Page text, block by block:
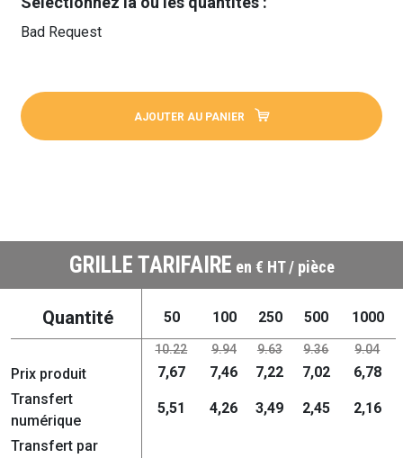
Bad Request
AJOUTER AU PANIER
GRILLE TARIFAIRE en € HT / pièce
Quantité 50 100 250 500 1000
10.22 9.94 9.63 9.36 9.04
Prix produit 7,67 7,46 7,22 7,02
6,78
Transfert
numérique
5,51 4,26 3,49 2,45 2,16
Transfert par